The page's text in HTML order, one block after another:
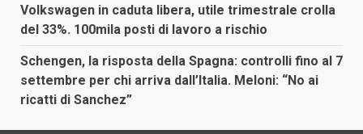
Volkswagen in caduta libera, utile trimestrale crolla
del 33%. 100mila posti di lavoro a rischio
Schengen, la risposta della Spagna: controlli fino al 7
settembre per chi arriva dall’Italia. Meloni: “No ai
ricatti di Sanchez”